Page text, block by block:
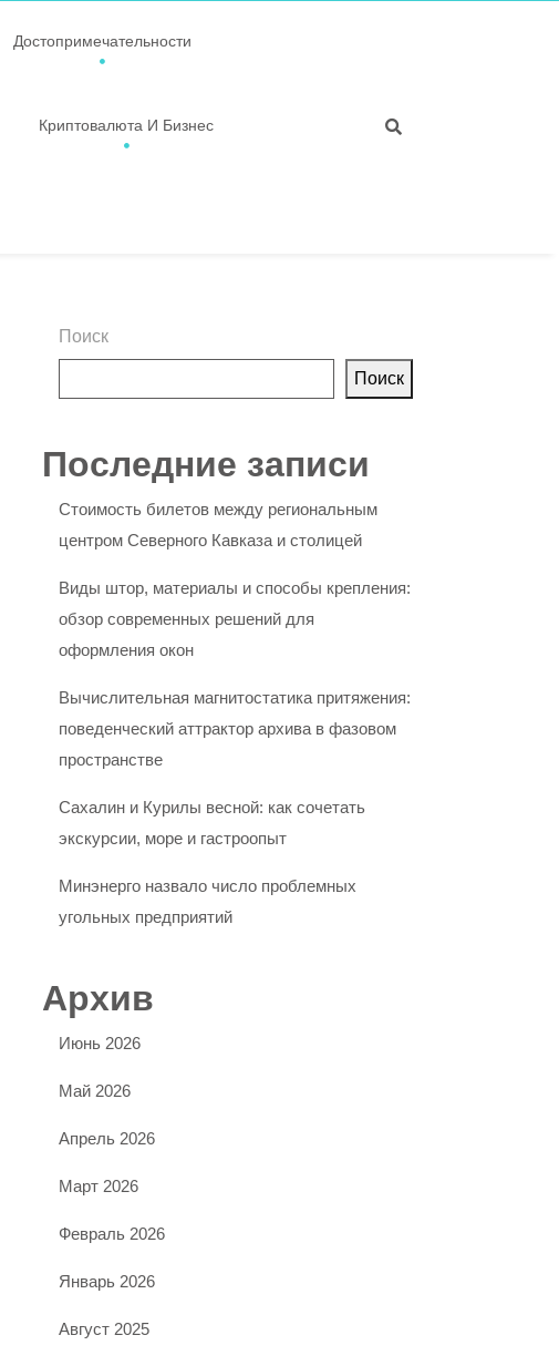
Достопримечательности
Криптовалюта И Бизнес
Поиск
Поиск
Последние записи
Стоимость билетов между региональным
центром Северного Кавказа и столицей
Виды штор, материалы и способы крепления:
обзор современных решений для
оформления окон
Вычислительная магнитостатика притяжения:
поведенческий аттрактор архива в фазовом
пространстве
Сахалин и Курилы весной: как сочетать
экскурсии, море и гастроопыт
Минэнерго назвало число проблемных
угольных предприятий
Архив
Июнь 2026
Май 2026
Апрель 2026
Март 2026
Февраль 2026
Январь 2026
Август 2025